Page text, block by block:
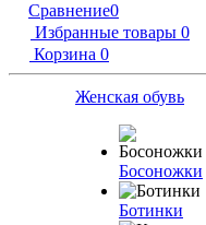
Сравнение0
Избранные товары 0
Корзина 0
Женская обувь
Босоножки
Ботинки